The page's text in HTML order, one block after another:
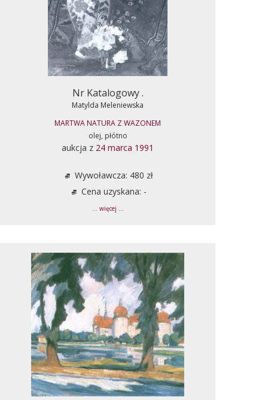
Nr Katalogowy .
Matylda Meleniewska
MARTWA NATURA Z WAZONEM
olej, płótno
aukcja z 24 marca 1991
Wywoławcza: 480 zł
Cena uzyskana: -
... więcej ...